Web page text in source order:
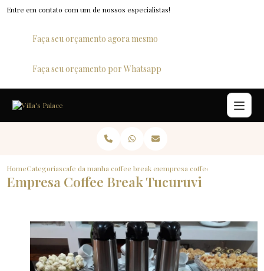
Entre em contato com um de nossos especialistas!
Faça seu orçamento agora mesmo
Faça seu orçamento por Whatsapp
HomeCategoriascafe da manha para empresas
coffee break empresaempresa coffee break tucuruvi
Empresa Coffee Break Tucuruvi